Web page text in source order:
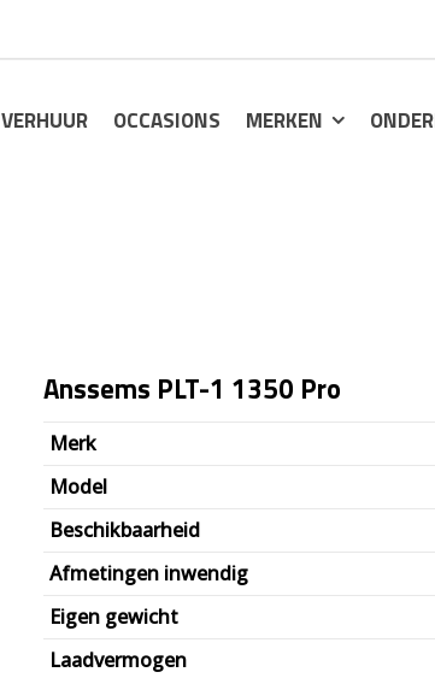
VERHUUR OCCASIONS MERKEN
Anssems PLT-1 1350 Pro
Oorspronkelijke
prijs
was:
Huidige
prijs
is:
Merk
Model
Beschikbaarheid
Afmetingen inwendig
Eigen gewicht
Laadvermogen